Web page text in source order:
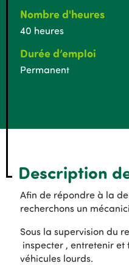
Nombre d'heures
40 heures
Durée d’emploi
Permanent
Description
Afin de répondre à la
recherchons un
Sous la supervision du
inspecter , entretenir
véhicules lourds.